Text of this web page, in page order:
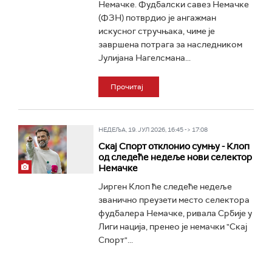
Немачке. Фудбалски савез Немачке
(ФЗН) потврдио је ангажман
искусног стручњака, чиме је
завршена потрага за наследником
Јулијана Нагелсмана...
Прочитај
НЕДЕЉА, 19. ЈУЛ 2026, 16:45 -> 17:08
Скај Спорт отклонио сумњу - Клоп
од следеће недеље нови селектор
Немачке
Јирген Клоп ће следеће недеље
званично преузети место селектора
фудбалера Немачке, ривала Србије у
Лиги нација, пренео је немачки "Скај
Спорт"...